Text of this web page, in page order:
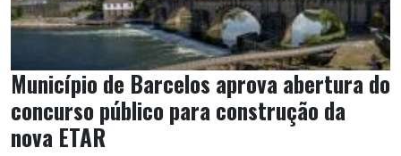
Município de Barcelos aprova abertura do
concurso público para construção da
nova ETAR